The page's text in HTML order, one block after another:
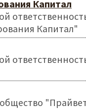
Капитал
Капитал"